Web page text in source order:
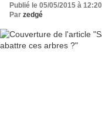
Publié le 05/05/2015 à 12:20
Par zedgé